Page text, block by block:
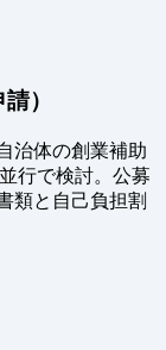
）
治体の創業補助
行で検討。公募
類と自己負担割